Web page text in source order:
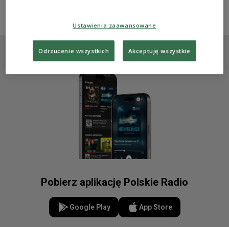
Pobierz aplikację Polskie Radio
Google Play App Store
Ustawienia zaawansowane
Odrzucenie wszystkich Akceptuję wszystkie